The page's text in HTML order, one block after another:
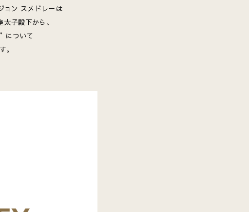
ョン スメドレーは
子殿下から、
について
。